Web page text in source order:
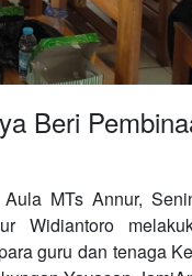
Beri
MTs Annur,
Widiantoro
guru dan tenaga